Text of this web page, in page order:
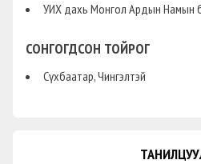
УИХ дахь Монгол Ардын Намын
СОНГОГДСОН ТОЙРОГ
Сүхбаатар, Чингэлтэй